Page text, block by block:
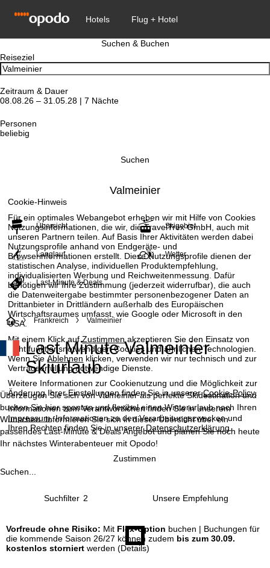
Cookie-Hinweis
Für ein optimales Webangebot erheben wir mit Hilfe von Cookies
Nutzungsinformationen, die wir, die TravelTrex GmbH, auch mit
unseren Partnern teilen. Auf Basis Ihrer Aktivitäten werden dabei
Nutzungsprofile anhand von Endgeräte- und
Browserinformationen erstellt. Diese Nutzungsprofile dienen der
statistischen Analyse, individuellen Produktempfehlung,
individualisierten Werbung und Reichweitenmessung. Dafür
benötigen wir Ihre Zustimmung (jederzeit widerrufbar), die auch
die Datenweitergabe bestimmter personenbezogener Daten an
Drittanbieter in Drittländern außerhalb des Europäischen
Wirtschaftsraumes umfasst, wie Google oder Microsoft in den
USA.
Mit einem Klick aufZustimmenakzeptieren Sie den Einsatz von
nicht funktionsnotwendigen Cookies und ähnlichen Technologien.
Wenn SieAblehnen klicken, verwenden wir nur technisch und zur
Vertragserfüllung notwendige Dienste.
Weitere Informationen zur Cookienutzung und die Möglichkeit zur
Änderung Ihrer Einstellungen finden Sie in unsererCookie-Policy.
Informationen zum Verantwortlichen finden Sie in unserem
Impressum. Informationen zu den Verarbeitungszwecken und
Ihren Rechten finden Sie in unsererDatenschutzerklärung .
Zustimmen
Suchen & Buchen
Reiseziel
Zeitraum & Dauer
08.08.26 – 31.05.28 | 7 Nächte
Personen
beliebig
Suchen
Valmeinier
Übersicht Skigebiet
Langlauf Wetter
Last-Minute & Deals
S
t
a
r
t
s
e
e
Frankreich Valmeinier
Last Minute Valmeinier
Skiurlaub
Überzeugen Sie sich von Valmeinier als perfekte Skidestination und
buchen Sie hier spontan und flexibel einen Winterurlaub nach Ihren
Wünschen. Informieren Sie sich in dieser Übersicht über ein
passendes Last-Minute & Deals Angebot und planen Sie noch heute
Ihr nächstes Winterabenteuer mit Opodo!
Suchen...
Suchfilter 2
Vorfreude ohne Risiko: Mit Flex-Option buchen | Buchungen für
die kommende Saison 26/27 können zudem bis zum 30.09.
kostenlos storniert werden (Details)